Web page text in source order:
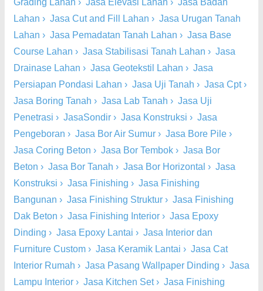
Grading Lahan › Jasa Elevasi Lahan › Jasa Badan
Lahan › Jasa Cut and Fill Lahan › Jasa Urugan Tanah
Lahan › Jasa Pemadatan Tanah Lahan › Jasa Base
Course Lahan › Jasa Stabilisasi Tanah Lahan › Jasa
Drainase Lahan › Jasa Geotekstil Lahan › Jasa
Persiapan Pondasi Lahan › Jasa Uji Tanah › Jasa Cpt›
Jasa Boring Tanah › Jasa Lab Tanah › Jasa Uji
Penetrasi › JasaSondir › Jasa Konstruksi › Jasa
Pengeboran › Jasa Bor Air Sumur › Jasa Bore Pile ›
Jasa Coring Beton › Jasa Bor Tembok › Jasa Bor
Beton › Jasa Bor Tanah › Jasa Bor Horizontal › Jasa
Konstruksi › Jasa Finishing › Jasa Finishing
Bangunan › Jasa Finishing Struktur › Jasa Finishing
Dak Beton › Jasa Finishing Interior › Jasa Epoxy
Dinding › Jasa Epoxy Lantai › Jasa Interior dan
Furniture Custom › Jasa Keramik Lantai › Jasa Cat
Interior Rumah › Jasa Pasang Wallpaper Dinding › Jasa
Lampu Interior › Jasa Kitchen Set› Jasa Finishing